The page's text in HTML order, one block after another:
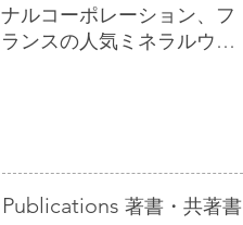
ナルコーポレーション、フ
ランスの人気ミネラルウォ
Publications 著書・共著書